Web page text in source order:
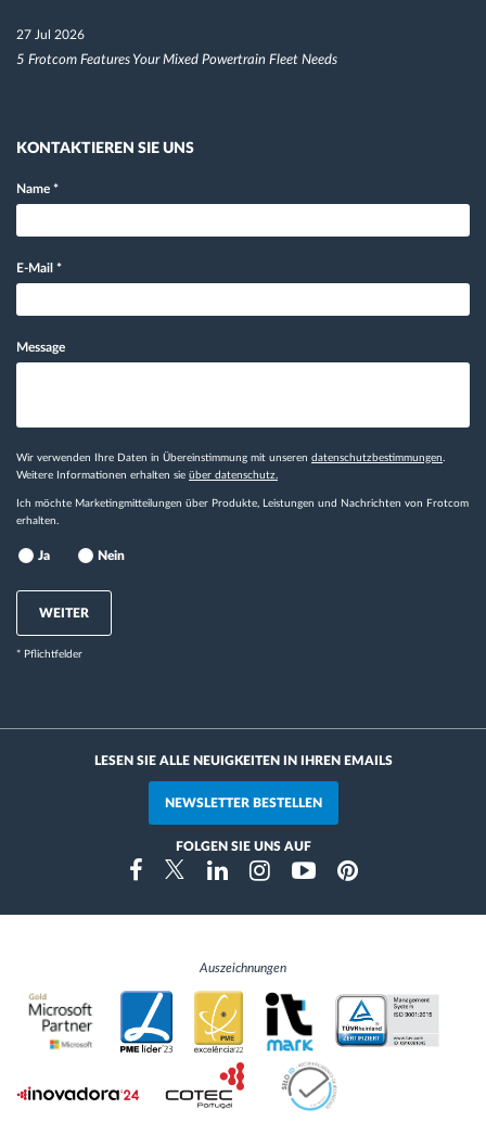
27 Jul 2026
5 Frotcom Features Your Mixed Powertrain Fleet Needs
KONTAKTIEREN SIE UNS
Name *
E-Mail *
Message
Wir verwenden Ihre Daten in Übereinstimmung mit unseren datenschutzbestimmungen
Weitere Informationen erhalten sie über datenschutz.
Ich möchte Marketingmitteilungen über Produkte, Leistungen und Nachrichten von Frotcom
erhalten.
Ja Nein
WEITER
* Pflichtfelder
LESEN SIE ALLE NEUIGKEITEN IN IHREN EMAILS
NEWSLETTER BESTELLEN
FOLGEN SIE UNS AUF
FacebookTwitterLinkedinInstragramYoutubePinterest
Auszeichnungen